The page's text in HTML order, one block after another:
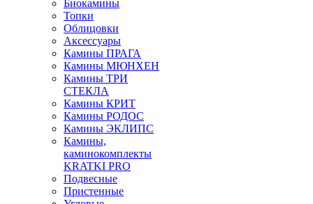
Биокамины
Топки
Облицовки
Аксессуары
Камины ПРАГА
Камины МЮНХЕН
Камины ТРИ
СТЕКЛА
Камины КРИТ
Камины РОДОС
Камины ЭКЛИПС
Камины,
каминокомплекты
KRATKI PRO
Подвесные
Пристенные